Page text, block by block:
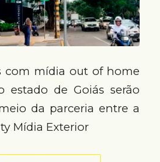
com mídia out of home
estado de Goiás serão
da parceria entre a
Mídia Exterior